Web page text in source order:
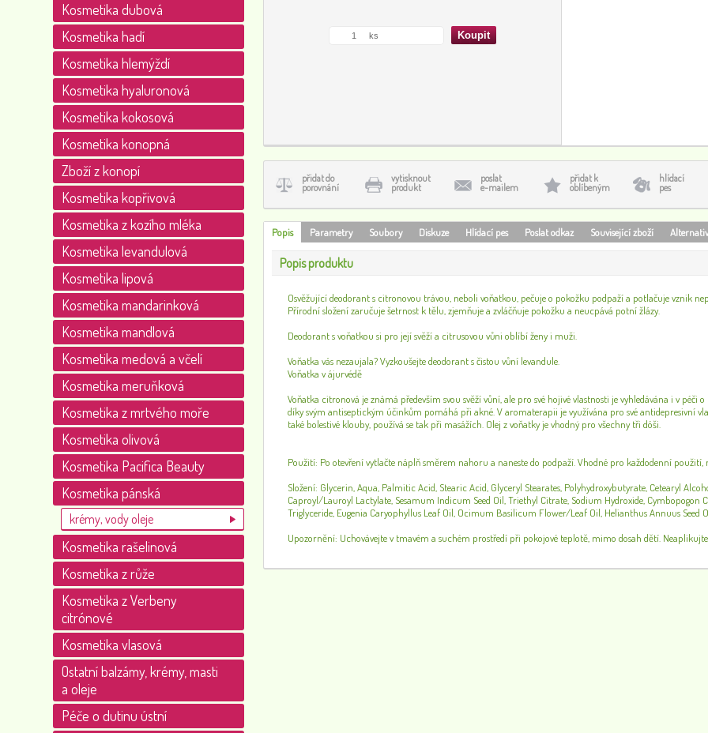
Kosmetika dubová
Kosmetika hadí
Kosmetika hlemýždí
Kosmetika hyaluronová
Kosmetika kokosová
Kosmetika konopná
Zboží z konopí
Kosmetika kopřivová
Kosmetika z kozího mléka
Kosmetika levandulová
Kosmetika lipová
Kosmetika mandarinková
Kosmetika mandlová
Kosmetika medová a včelí
Kosmetika meruňková
Kosmetika z mrtvého moře
Kosmetika olivová
Kosmetika Pacifica Beauty
Kosmetika pánská
krémy, vody oleje
Kosmetika rašelinová
Kosmetika z růže
Kosmetika z Verbeny
citrónové
Kosmetika vlasová
Ostatní balzámy, krémy, masti
a oleje
Péče o dutinu ústní
přidat do
porovnání
vytisknout
produkt
poslat
e-mailem
přidat k
oblíbeným
hlídací
pes
Popis Parametry Soubory Diskuze Hlídací pes Poslat odkaz Související zboží
Popis produktu
Osvěžující deodorant s citronovou trávou, neboli voňatkou, pečuje o pokožku podpaží a potlačuje vznik
Přírodní složení zaručuje šetrnost k tělu, zjemňuje a zvláčňuje pokožku a neucpává potní žlázy.
Deodorant s voňatkou si pro její svěží a citrusovou vůni oblíbí ženy i muži.
Voňatka vás nezaujala? Vyzkoušejte deodorant s čistou vůní levandule.
Voňatka v ájurvédě
Voňatka citronová je známá především svou svěží vůní, ale pro své hojivé vlastnosti je vyhledávána i v
díky svým antiseptickým účinkům pomáhá při akné. V aromaterapii je využívána pro své antidepresivní
také bolestivé klouby, používá se tak při masážích. Olej z voňatky je vhodný pro všechny tři dóši.
Použití: Po otevření vytlačte náplň směrem nahoru a naneste do podpaží. Vhodné pro každodenní použití,
Složení: Glycerin, Aqua, Palmitic Acid, Stearic Acid, Glyceryl Stearates, Polyhydroxybutyrate, Cetearyl
Caproyl/Lauroyl Lactylate, Sesamum Indicum Seed Oil, Triethyl Citrate, Sodium Hydroxide,
Triglyceride, Eugenia Caryophyllus Leaf Oil, Ocimum Basilicum Flower/Leaf Oil, Helianthus Annuus
Upozornění: Uchovávejte v tmavém a suchém prostředí při pokojové teplotě, mimo dosah dětí.